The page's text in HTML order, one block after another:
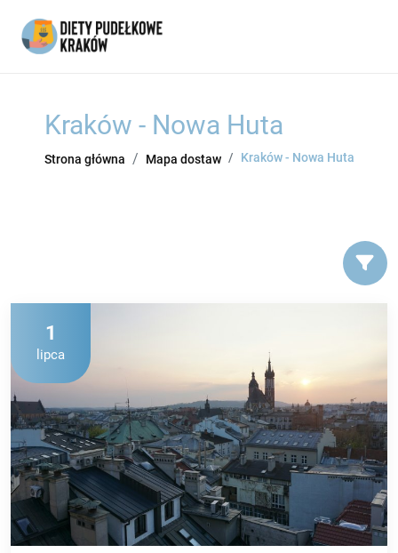
Kraków - Nowa Huta
Strona główna Mapa dostaw Kraków - Nowa Huta
1
lipca